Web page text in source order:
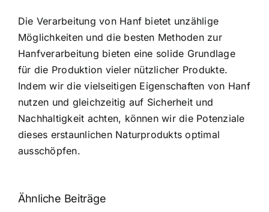
Die Verarbeitung von Hanf bietet unzählige
Möglichkeiten und die besten Methoden zur
Hanfverarbeitung bieten eine solide Grundlage
für die Produktion vieler nützlicher Produkte.
Indem wir die vielseitigen Eigenschaften von Hanf
nutzen und gleichzeitig auf Sicherheit und
Nachhaltigkeit achten, können wir die Potenziale
dieses erstaunlichen Naturprodukts optimal
ausschöpfen.
Ähnliche Beiträge
Neue THC-